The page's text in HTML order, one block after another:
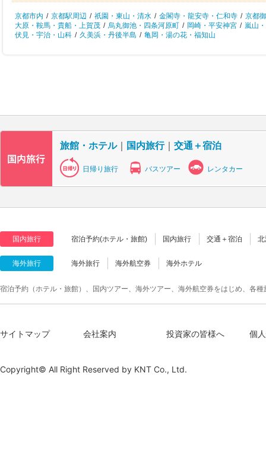
京都市内 / 京都駅周辺 / 祇園・東山・清水 / 金閣寺・龍安寺・仁和寺 / 京都
大原・鞍馬・貴船・上賀茂 / 烏丸御池・四条河原町 / 岡崎・平安神宮 / 嵐山
伏見・宇治・山科 / 久美浜・丹後半島 / 亀岡・湯の花・福知山
旅館・ホテル｜ 国内旅行｜ 交通＋宿泊
日帰り旅行 バスツアー レンタカー
国内旅行 宿泊予約(ホテル・旅館) 国内旅行 交通＋宿泊
海外旅行 海外旅行 海外航空券 海外ホテル
宿泊予約（ホテル・旅館）、国内ツアー、海外ツアー、海外航空券をはじめ、各
サイトマップ 会社案内 投資家の皆様へ 個
Copyright© All Right Reserved by KNT Co., Ltd.